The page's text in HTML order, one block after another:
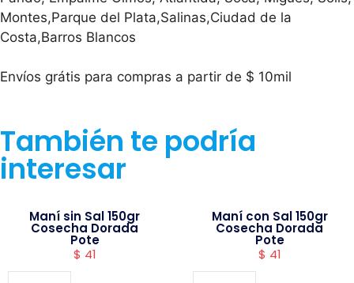
Montes,Parque del Plata,Salinas,Ciudad de la
Costa,Barros Blancos
Envíos grátis para compras a partir de $ 10mil
También te podría
interesar
Maní sin Sal 150gr
Cosecha Dorada
Pote
$ 41
Maní con Sal 150gr
Cosecha Dorada
Pote
$ 41